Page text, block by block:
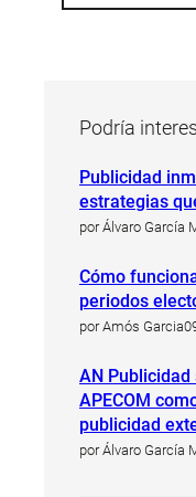
Podría
Publicidad
estrategias
por Álvaro García
Cómo
periodos
por Amós Garcia
AN Publicidad
APECOM
publicidad
por Álvaro García